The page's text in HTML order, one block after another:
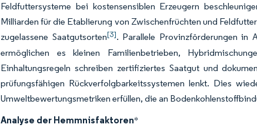
Feldfuttersysteme bei kostensensiblen Erzeugern
Milliarden für die Etablierung von Zwischenfrüchten und
zugelassene Saatgutsorten[3]. Parallele Provinzförderungen in
ermöglichen es kleinen Familienbetrieben,
Einhaltungsregeln schreiben zertifiziertes Saatgut und
prüfungsfähigen Rückverfolgbarkeitssystemen lenkt. Dies
Umweltbewertungsmetriken erfüllen, die an
Analyse der Hemmnisfaktoren*